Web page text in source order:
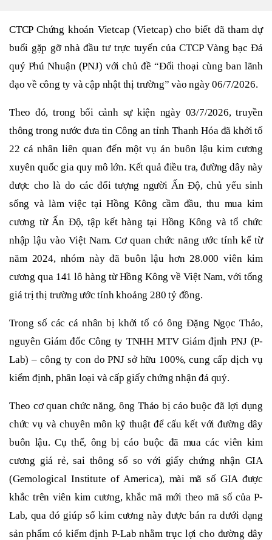
CTCPChứng khoán Vietcap (Vietcap) cho biết đã tham dự
buổi gặp gỡ nhà đầu tư trực tuyến của CTCP Vàng bạc Đá
quý Phú Nhuận (PNJ) với chủ đề “Đối thoại cùng ban lãnh
đạo về công ty và cập nhật thị trường” vào ngày06/7/2026.
Theo đó, trong bối cảnh sự kiện ngày 03/7/2026, truyền
thông trong nước đưa tin Công an tỉnh Thanh Hóa đã khởi tố
22 cá nhân liên quan đến một vụ án buôn lậu kim cương
xuyên quốc gia quy mô lớn. Kết quả điều tra, đường dây này
được cho là do các đối tượng người Ấn Độ, chủ yếu sinh
sống và làm việc tại Hồng Kông cầm đầu, thu mua kim
cương từ Ấn Độ, tập kết hàng tại Hồng Kông và tổ chức
nhập lậu vào Việt Nam. Cơ quan chức năng ước tính kể từ
năm 2024, nhóm này đã buôn lậu hơn 28.000 viên kim
cương qua 141 lô hàng từ Hồng Kông về Việt Nam, với tổng
giá trị thị trường ước tính khoảng 280 tỷ đồng.
Trong số các cá nhân bị khởi tố có ông Đặng Ngọc Thảo,
nguyên Giám đốc Công ty TNHH MTV Giám định PNJ (P-
Lab) – công ty con do PNJ sở hữu 100%, cung cấp dịch vụ
kiểm định, phân loại và cấp giấy chứng nhận đá quý.
Theo cơ quan chức năng, ông Thảo bị cáo buộc đã lợi dụng
chức vụ và chuyên môn kỹ thuật để cấu kết với đường dây
buôn lậu. Cụ thể, ông bị cáo buộc đã mua các viên kim
cương giá rẻ, sai thông số so với giấy chứng nhận GIA
(Gemological Institute of America), mài mã số GIA được
khắc trên viên kim cương, khắc mã mới theo mã số của P-
Lab, qua đó giúp số kim cương này được bán ra dưới dạng
sản phẩm có kiểm định P-Lab nhằm trục lợi cho đường dây